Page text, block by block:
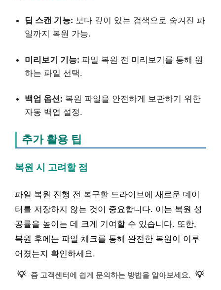
딥 스캔 기능: 보다 깊이 있는 검색으로 숨겨진 파
일까지 복원 가능.
미리보기 기능: 파일 복원 전 미리보기를 통해 원
하는 파일 선택.
백업 옵션: 복원 파일을 안전하게 보관하기 위한
자동 백업 설정.
추가 활용 팁
복원 시 고려할 점
파일 복원 진행 전 복구할 드라이브에 새로운 데이
터를 저장하지 않는 것이 중요합니다. 이는 복원 성
공률을 높이는 데 크게 기여할 수 있습니다. 또한,
복원 후에는 파일 체크를 통해 완전한 복원이 이루
어졌는지 확인하세요.
💡 줌 고객센터에 쉽게 문의하는 방법을 알아보세요. 💡